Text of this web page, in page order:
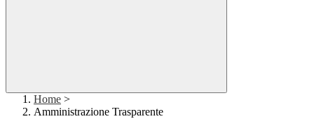
Home >
Amministrazione Trasparente